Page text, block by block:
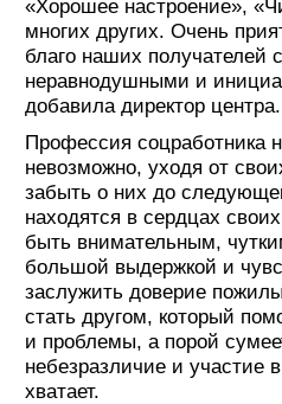
«Хорошее настроение»,
многих других. Очень
благо наших получателей
неравнодушными и
добавила директор центра.
Профессия соцработника
невозможно, уходя от
забыть о них до
находятся в сердцах
быть внимательным,
большой выдержкой и
заслужить доверие
стать другом, который
и проблемы, а порой
небезразличие и участие
хватает.